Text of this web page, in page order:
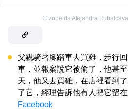
© Zobeida Alejandra
父親騎著腳踏車去買雞，步行
車，並報案說它被偷了，他甚
天，他又去買雞，在店裡看到
了它，經理告訴他有人把它留在
Facebook